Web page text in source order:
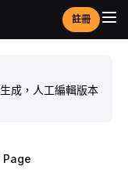
註冊
成，人工編輯版本